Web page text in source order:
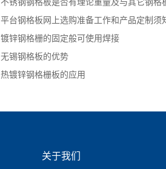
不锈钢钢格板是否有理论重量及与其它钢格板的
平台钢格板网上选购准备工作和产品定制须
镀锌钢格栅的固定般可使用焊接
无锡钢格板的优势
热镀锌钢格栅板的应用
关于我们